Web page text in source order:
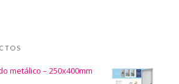
metálico – 250x400mm